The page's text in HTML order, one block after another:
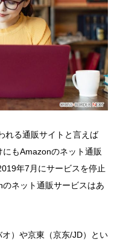
れる通販サイトと言えば
もAmazonのネット通販
年7月にサービスを停止
ネット通販サービスはあ
）や京東（京东/JD）とい